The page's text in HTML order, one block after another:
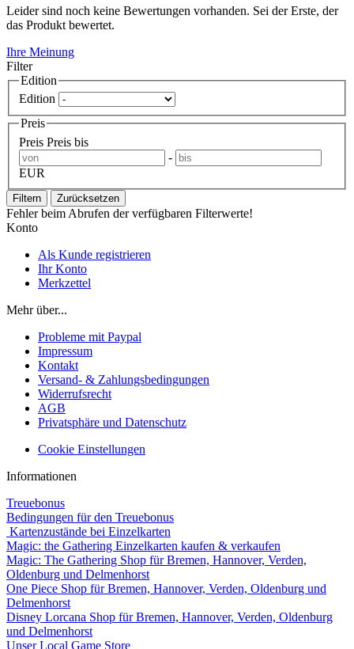
Leider sind noch keine Bewertungen vorhanden. Sei der Erste, der
das Produkt bewertet.
Ihre Meinung
Filter
Edition
Edition
Preis
Preis Preis bis
-
EUR
Filtern Zurücksetzen
Fehler beim Abrufen der verfügbaren Filterwerte!
Konto
Als Kunde registrieren
Ihr Konto
Merkzettel
Mehr über...
Probleme mit Paypal
Impressum
Kontakt
Versand- & Zahlungsbedingungen
Widerrufsrecht
AGB
Privatsphäre und Datenschutz
Cookie Einstellungen
Informationen
Treuebonus
Bedingungen für den Treuebonus
Kartenzustände bei Einzelkarten
Magic: the Gathering Einzelkarten kaufen & verkaufen
Magic: The Gathering Shop für Bremen, Hannover, Verden,
Oldenburg und Delmenhorst
One Piece Shop für Bremen, Hannover, Verden, Oldenburg und
Delmenhorst
Disney Lorcana Shop für Bremen, Hannover, Verden, Oldenburg
und Delmenhorst
Unser Local Game Store